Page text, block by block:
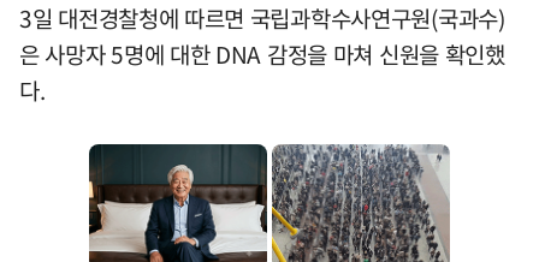
3일 대전경찰청에 따르면 국립과학수사연구원(국과수)
은 사망자 5명에 대한 DNA 감정을 마쳐 신원을 확인했
다.